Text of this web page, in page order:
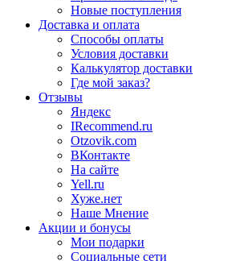
Новые поступления
Доставка и оплата
Способы оплаты
Условия доставки
Калькулятор доставки
Где мой заказ?
Отзывы
Яндекс
IRecommend.ru
Otzovik.com
ВКонтакте
На сайте
Yell.ru
Хуже.нет
Наше Мнение
Акции и бонусы
Мои подарки
Социальные сети